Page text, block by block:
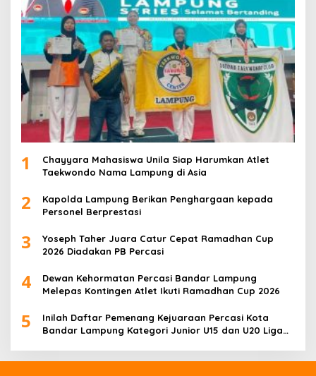
1
Chayyara Mahasiswa Unila Siap Harumkan Atlet
Taekwondo Nama Lampung di Asia
2
Kapolda Lampung Berikan Penghargaan kepada
Personel Berprestasi
3
Yoseph Taher Juara Catur Cepat Ramadhan Cup
2026 Diadakan PB Percasi
4
Dewan Kehormatan Percasi Bandar Lampung
Melepas Kontingen Atlet Ikuti Ramadhan Cup 2026
5
Inilah Daftar Pemenang Kejuaraan Percasi Kota
Bandar Lampung Kategori Junior U15 dan U20 Liga